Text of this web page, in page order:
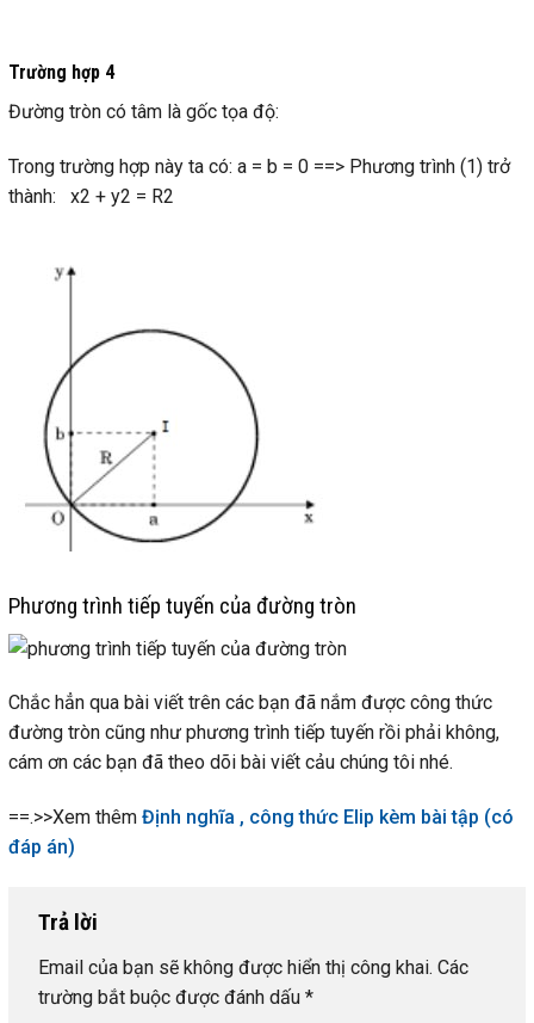
Trường hợp 4
Đường tròn có tâm là gốc tọa độ:
Trong trường hợp này ta có: a = b = 0 ==> Phương trình (1) trở
thành: x2 + y2 = R2
Phương trình tiếp tuyến của đường tròn
Chắc hẳn qua bài viết trên các bạn đã nắm được công thức
đường tròn cũng như phương trình tiếp tuyến rồi phải không,
cám ơn các bạn đã theo dõi bài viết cảu chúng tôi nhé.
==.>>Xem thêm Định nghĩa , công thức Elip kèm bài tập (có
đáp án)
Trả lời
Email của bạn sẽ không được hiển thị công khai. Các
trường bắt buộc được đánh dấu *